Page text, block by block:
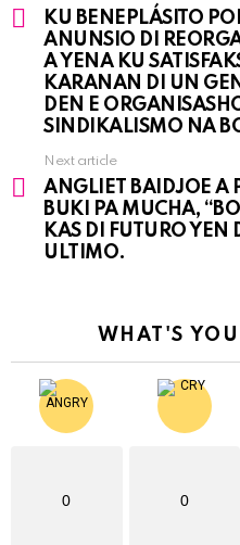
See
moreKU BENEPLÁSITO
ANUNSIO DI
A YENA KU
KARANAN DI UN
DEN E
SINDIKALISMO NA
Next article
ANGLIET BAIDJOE A
BUKI PA MUCHA,
KAS DI FUTURO YEN
ULTIMO.
WHAT'S
0 0